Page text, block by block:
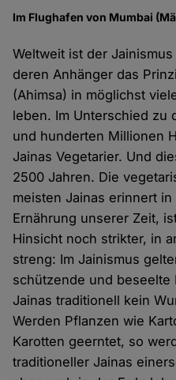
Im Flughafen von Mumbai
Weltweit ist der
deren Anhänger das
(Ahimsa) in möglichst
leben. Im Unterschied zu
und hunderten Millionen
Jainas Vegetarier. Und
2500 Jahren. Die
meisten Jainas erinnert
Ernährung unserer Zeit,
Hinsicht noch strikter, in
streng: Im Jainismus
schützende und beseelte
Jainas traditionell kein
Werden Pflanzen wie
Karotten geerntet, so
traditioneller Jainas